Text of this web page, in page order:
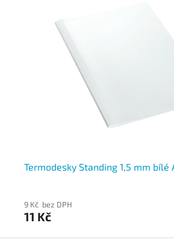
Termodesky Standing 1,5 mm bílé
9 Kč bez DPH
11 Kč